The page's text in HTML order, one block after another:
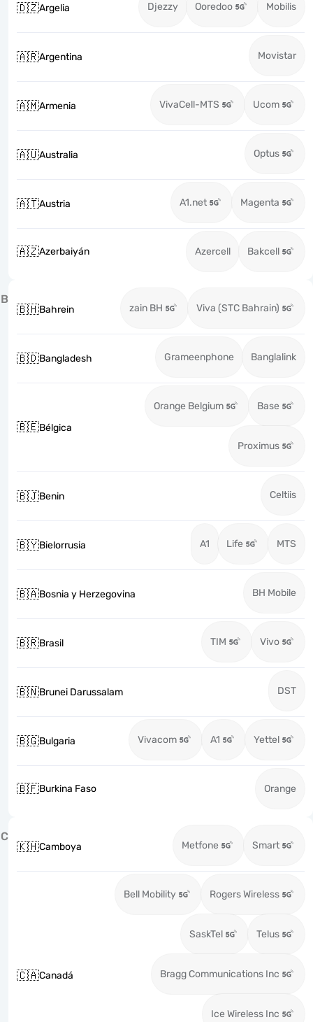
🇩🇿Argelia Djezzy Ooredoo Mobilis
🇦🇷Argentina Movistar
🇦🇲Armenia VivaCell-MTS Ucom
🇦🇺Australia Optus
🇦🇹Austria A1.net Magenta
🇦🇿Azerbaiyán Azercell Bakcell
B
🇧🇭Bahrein zain BH Viva (STC Bahrain)
🇧🇩Bangladesh Grameenphone Banglalink
🇧🇪Bélgica
Orange Belgium Base
Proximus
🇧🇯Benin Celtiis
🇧🇾Bielorrusia A1 Life MTS
🇧🇦Bosnia y Herzegovina BH Mobile
🇧🇷Brasil TIM Vivo
🇧🇳Brunei Darussalam DST
🇧🇬Bulgaria Vivacom A1 Yettel
🇧🇫Burkina Faso Orange
C
🇰🇭Camboya Metfone Smart
🇨🇦Canadá
Bell Mobility Rogers Wireless
SaskTel Telus
Bragg Communications Inc
Ice Wireless Inc